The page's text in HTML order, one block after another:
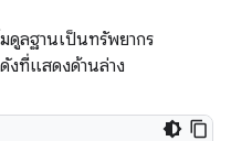
ดูลฐานเป็นทรัพยากร
งที่แสดงด้านล่าง